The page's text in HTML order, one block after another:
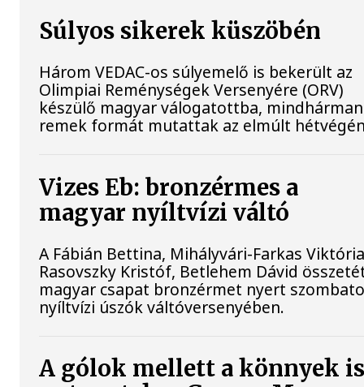
Súlyos sikerek küszöbén
Három VEDAC-os súlyemelő is bekerült az
Olimpiai Reménységek Versenyére (ORV)
készülő magyar válogatottba, mindhárman
remek formát mutattak az elmúlt
Vizes Eb: bronzérmes a
magyar nyíltvízi váltó
A Fábián Bettina, Mihályvári-Farkas
Rasovszky Kristóf, Betlehem Dávid
magyar csapat bronzérmet nyert
nyíltvízi úszók váltóversenyében.
A gólok mellett a könnyek